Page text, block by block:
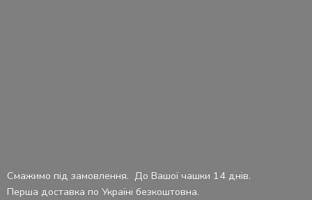
Смажимо під замовлення. До Вашої чашки 14 днів.
Перша доставка по Україні безкоштовна.